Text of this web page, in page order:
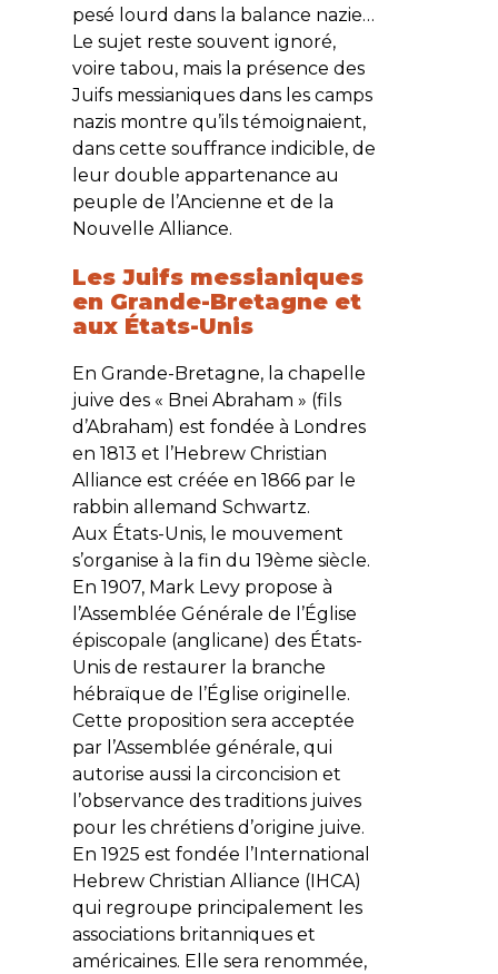
pesé lourd dans la balance nazie…
Le sujet reste souvent ignoré,
voire tabou, mais la présence des
Juifs messianiques dans les camps
nazis montre qu’ils témoignaient,
dans cette souffrance indicible, de
leur double appartenance au
peuple de l’Ancienne et de la
Nouvelle Alliance.
Les Juifs messianiques
en Grande-Bretagne et
aux États-Unis
En Grande-Bretagne, la chapelle
juive des « Bnei Abraham » (fils
d’Abraham) est fondée à Londres
en 1813 et l’Hebrew Christian
Alliance est créée en 1866 par le
rabbin allemand Schwartz.
Aux États-Unis, le mouvement
s’organise à la fin du 19ème siècle.
En 1907, Mark Levy propose à
l’Assemblée Générale de l’Église
épiscopale (anglicane) des États-
Unis de restaurer la branche
hébraïque de l’Église originelle.
Cette proposition sera acceptée
par l’Assemblée générale, qui
autorise aussi la circoncision et
l’observance des traditions juives
pour les chrétiens d’origine juive.
En 1925 est fondée l’International
Hebrew Christian Alliance (IHCA)
qui regroupe principalement les
associations britanniques et
américaines. Elle sera renommée,